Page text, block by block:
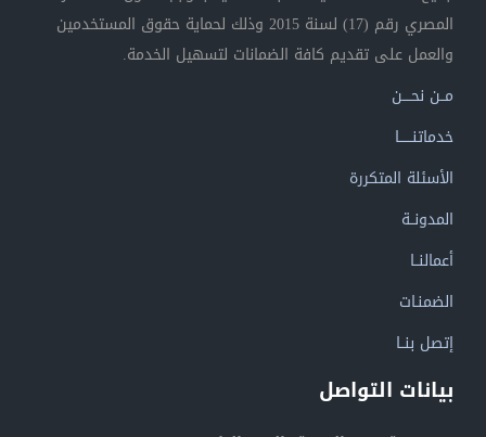
المصري رقم (17) لسنة 2015 وذلك لحماية حقوق المستخدمين
والعمل على تقديم كافة الضمانات لتسهيل الخدمة.
مــن نحــــن
خدماتنــــــا
الأسئلة المتكررة
المدونــة
أعمالنــا
الضمنـات
إتصل بنــا
بيانات التواصل